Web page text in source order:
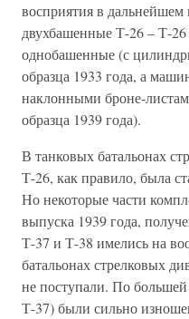
восприятия в
двухбашенные Т-26 – Т-26
однобашенные (с
образца 1933 года, а
наклонными броне-
образца 1939 года).
В танковых батальонах
Т-26, как правило, была
Но некоторые части
выпуска 1939 года,
Т-37 и Т-38 имелись на
батальонах стрелковых
не поступали. По
Т-37) были сильно